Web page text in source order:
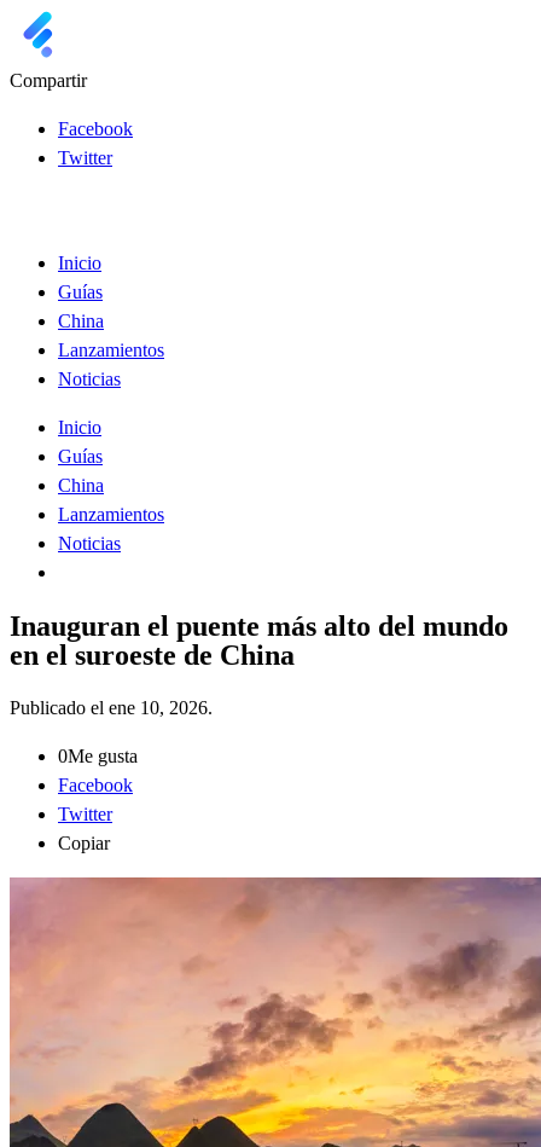
Compartir
Facebook
Twitter
Inicio
Guías
China
Lanzamientos
Noticias
Inicio
Guías
China
Lanzamientos
Noticias
Inauguran el puente más alto del mundo
en el suroeste de China
Publicado el ene 10, 2026.
0Me gusta
Facebook
Twitter
Copiar